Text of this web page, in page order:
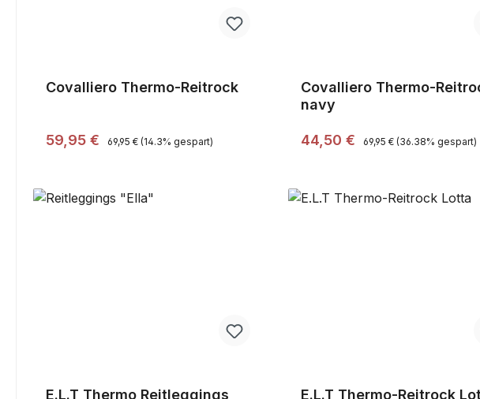
Covalliero Thermo-Reitrock
Verkaufspreis:
59,95 € Regulärer Preis:
69,95 € (14.3% gespart)
Covalliero Thermo-
navy
Verkaufspreis:
44,50 € Regulärer Preis:
69,95 € (36.38% gespart)
E.L.T Thermo Reitleggings
E.L.T Thermo-Reitrock